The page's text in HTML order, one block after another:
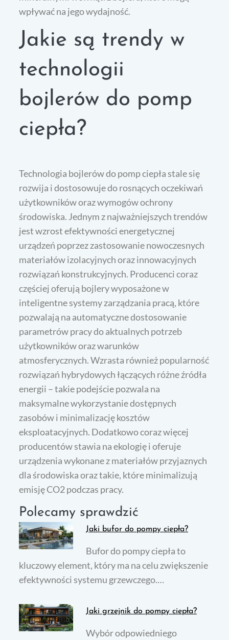
wpływać na jego wydajność.
Jakie są trendy w
technologii
bojlerów do pomp
ciepła?
Technologia bojlerów do pomp ciepła stale się
rozwija i dostosowuje do rosnących oczekiwań
użytkowników oraz wymogów ochrony
środowiska. Jednym z najważniejszych trendów
jest wzrost efektywności energetycznej
urządzeń poprzez zastosowanie nowoczesnych
materiałów izolacyjnych oraz innowacyjnych
rozwiązań konstrukcyjnych. Producenci coraz
częściej oferują bojlery wyposażone w
inteligentne systemy zarządzania pracą, które
pozwalają na automatyczne dostosowanie
parametrów pracy do aktualnych potrzeb
użytkowników oraz warunków
atmosferycznych. Wzrasta również popularność
rozwiązań hybrydowych łączących różne źródła
energii – takie podejście pozwala na
maksymalne wykorzystanie dostępnych
zasobów i minimalizację kosztów
eksploatacyjnych. Dodatkowo coraz więcej
producentów stawia na ekologię i oferuje
urządzenia wykonane z materiałów przyjaznych
dla środowiska oraz takie, które minimalizują
emisję CO2 podczas pracy.
Polecamy sprawdzić
Jaki bufor do pompy ciepła?
Bufor do pompy ciepła to
kluczowy element, który ma na celu zwiększenie
efektywności systemu grzewczego.…
Jaki grzejnik do pompy ciepła?
Wybór odpowiedniego